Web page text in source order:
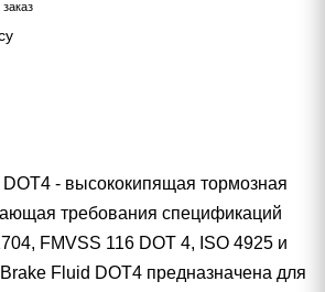
- высококипящая тормозная
требования спецификаций
FMVSS 116 DOT 4, ISO 4925 и
Fluid DOT4 предназначена для